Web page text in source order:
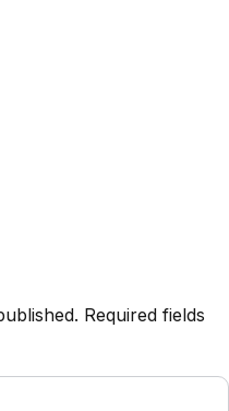
Required fields